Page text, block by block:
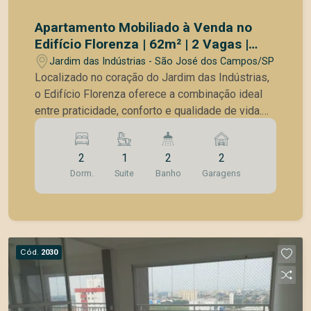
Apartamento Mobiliado à Venda no
Edifício Florenza | 62m² | 2 Vagas |
Jardim das Indústrias | São José dos
Campos/SP
Jardim das Indústrias - São José dos Campos/SP
Localizado no coração do Jardim das Indústrias,
o Edifício Florenza oferece a combinação ideal
entre praticidade, conforto e qualidade de vida.
Em uma das regiões mais valorizadas da zona
oeste de São José dos Campos, o condomínio
está cercado por ampla infraestrutura de
comércios, supermercados, escolas, farmácias,
academias e opções de lazer, além de contar
é viver em um bairro tranquilo, arborizado e ao
mesmo tempo próximo de tudo o que facilita a
rotina do dia a dia. Detalhes do imóvel: 62 m² de
área privativa (61,597 m²) 2 vagas de garagem
2
Dorm.
1
Suite
2
Banho
2
Garagens
Cód. 2030